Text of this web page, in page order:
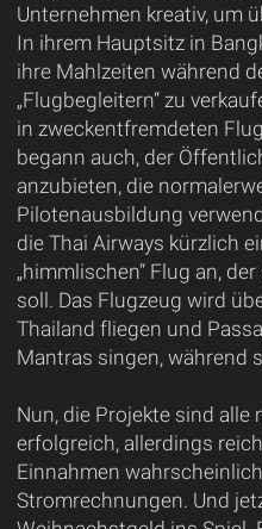
Unternehmen kreativ, um
In ihrem Hauptsitz in
ihre Mahlzeiten während
„Flugbegleitern“ zu
in zweckentfremdeten
begann auch, der
anzubieten, die
Pilotenausbildung
die Thai Airways kürzlich
„himmlischen“ Flug an,
soll. Das Flugzeug wird
Thailand fliegen und
Mantras singen, während
Nun, die Projekte sind alle
erfolgreich, allerdings
Einnahmen
Stromrechnungen. Und